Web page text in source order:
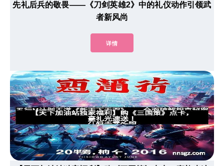
先礼后兵的敬畏——《刀剑英雄2》中的礼仪动作引领武
者新风尚
详情